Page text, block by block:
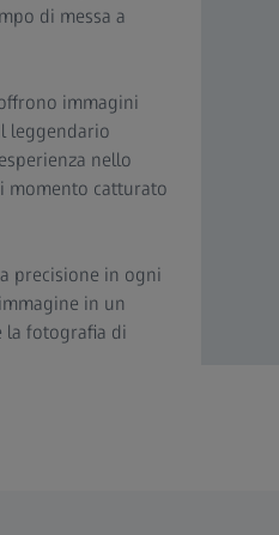
di messa a
immagini
leggendario
nello
momento catturato
precisione in ogni
in un
la fotografia di